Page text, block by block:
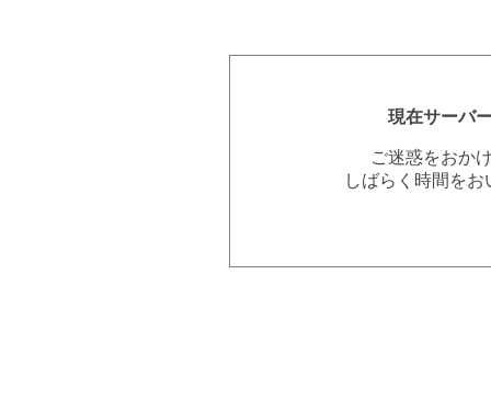
現在サーバ
ご迷惑をおか
しばらく時間を